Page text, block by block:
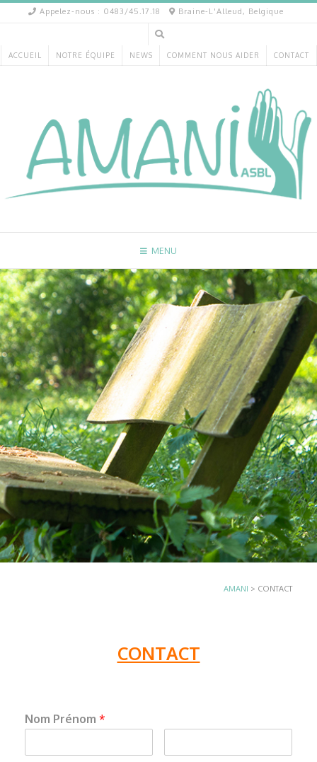
Appelez-nous : 0483/45.17.18 Braine-L'Alleud, Belgique
ACCUEIL NOTRE ÉQUIPE NEWS COMMENT NOUS AIDER CONTACT
MENU
AMANI > CONTACT
CONTACT
Nom Prénom *